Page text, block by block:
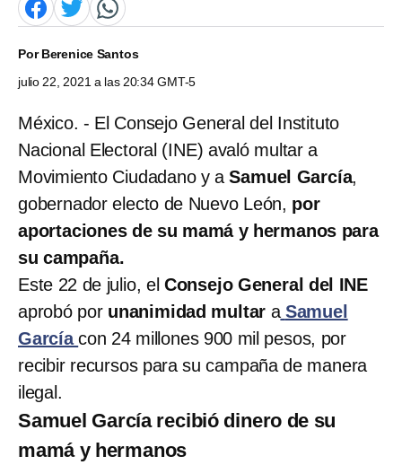
PorBerenice Santos
julio 22, 2021 a las 20:34 GMT-5
México. - El Consejo General del Instituto
Nacional Electoral (INE) avaló multar a
Movimiento Ciudadano y aSamuel García,
gobernador electo de Nuevo León, por
aportaciones de su mamá y hermanos para
su campaña.
Este 22 de julio, el Consejo General del INE
aprobó por unanimidad multar a Samuel
Garcíacon 24 millones 900 mil pesos, por
recibir recursos para su campaña de manera
ilegal.
Samuel García recibió dinero de su
mamá y hermanos